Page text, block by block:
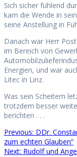
Sich sicher fühlend
kam die Wende in
seine Anstellung in
Danach war Herr
im Bereich von
Energien, und war
Litec in Linz.
Was sein Scheitern
trotzdem besser
berichten . . .
Previous: Previous
post:
DDr.
zum echten Glauben“
Next: Next
Rudolf und